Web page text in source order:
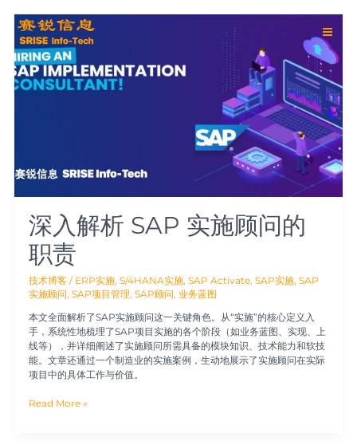
Main
深入解析 SAP 实施顾问的
职责
技术博客 / ERP实施,S/4HANA实施,SAP Activate,SAP实施,SAP
实施顾问,SAP项目管理,SAP顾问,业务蓝图
本文全面解析了SAP实施顾问这一关键角色。从“实施”的核心定义入
手，系统性地梳理了SAP项目实施的各个阶段（如业务蓝图、实现、上
线等），并详细阐述了实施顾问所需具备的模块知识、技术能力和软技
能。文章还通过一个制造业的实施案例，生动地展示了实施顾问在实际
项目中的具体工作与价值。
深
入
解
析
SAP
实
责
Read More »